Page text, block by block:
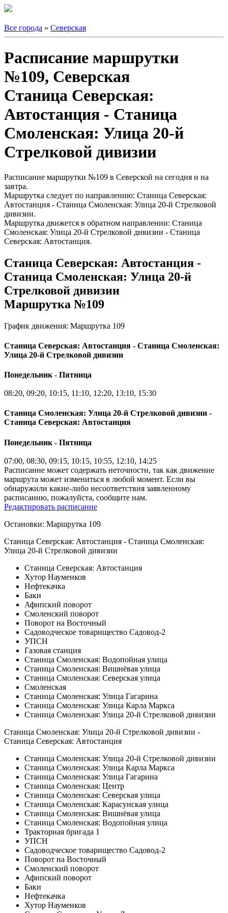
Все города » Северская
Расписание маршрутки
№109, Северская
Станица Северская:
Автостанция - Станица
Смоленская: Улица 20-й
Стрелковой дивизии
Расписание маршрутки №109 в Северской на сегодня и на
завтра.
Маршрутка следует по направлению: Станица Северская:
Автостанция - Станица Смоленская: Улица 20-й Стрелковой
дивизии.
Маршрутка движется в обратном направлении: Станица
Смоленская: Улица 20-й Стрелковой дивизии - Станица
Северская: Автостанция.
Станица Северская: Автостанция -
Станица Смоленская: Улица 20-й
Стрелковой дивизии
Маршрутка №109
График движения: Маршрутка 109
Станица Северская: Автостанция - Станица Смоленская:
Улица 20-й Стрелковой дивизии
Понедельник - Пятница
08:20, 09:20, 10:15, 11:10, 12:20, 13:10, 15:30
Станица Смоленская: Улица 20-й Стрелковой дивизии -
Станица Северская: Автостанция
Понедельник - Пятница
07:00, 08:30, 09:15, 10:15, 10:55, 12:10, 14:25
Расписание может содержать неточности, так как движение
маршрута может измениться в любой момент. Если вы
обнаружили какие-либо несоответствия заявленному
расписанию, пожалуйста, сообщите нам.
Редактировать расписание
Остановки: Маршрутка 109
Станица Северская: Автостанция - Станица Смоленская:
Улица 20-й Стрелковой дивизии
Станица Северская: Автостанция
Хутор Науменков
Нефтекачка
Баки
Афипский поворот
Смоленский поворот
Поворот на Восточный
Садоводческое товарищество Садовод-2
УПСН
Газовая станция
Станица Смоленская: Водопойная улица
Станица Смоленская: Вишнёвая улица
Станица Смоленская: Северская улица
Смоленская
Станица Смоленская: Улица Гагарина
Станица Смоленская: Улица Карла Маркса
Станица Смоленская: Улица 20-й Стрелковой дивизии
Станица Смоленская: Улица 20-й Стрелковой дивизии -
Станица Северская: Автостанция
Станица Смоленская: Улица 20-й Стрелковой дивизии
Станица Смоленская: Улица Карла Маркса
Станица Смоленская: Улица Гагарина
Станица Смоленская: Центр
Станица Смоленская: Северская улица
Станица Смоленская: Карасунская улица
Станица Смоленская: Вишнёвая улица
Станица Смоленская: Водопойная улица
Тракторная бригада 1
УПСН
Садоводческое товарищество Садовод-2
Поворот на Восточный
Смоленский поворот
Афипский поворот
Баки
Нефтекачка
Хутор Науменков